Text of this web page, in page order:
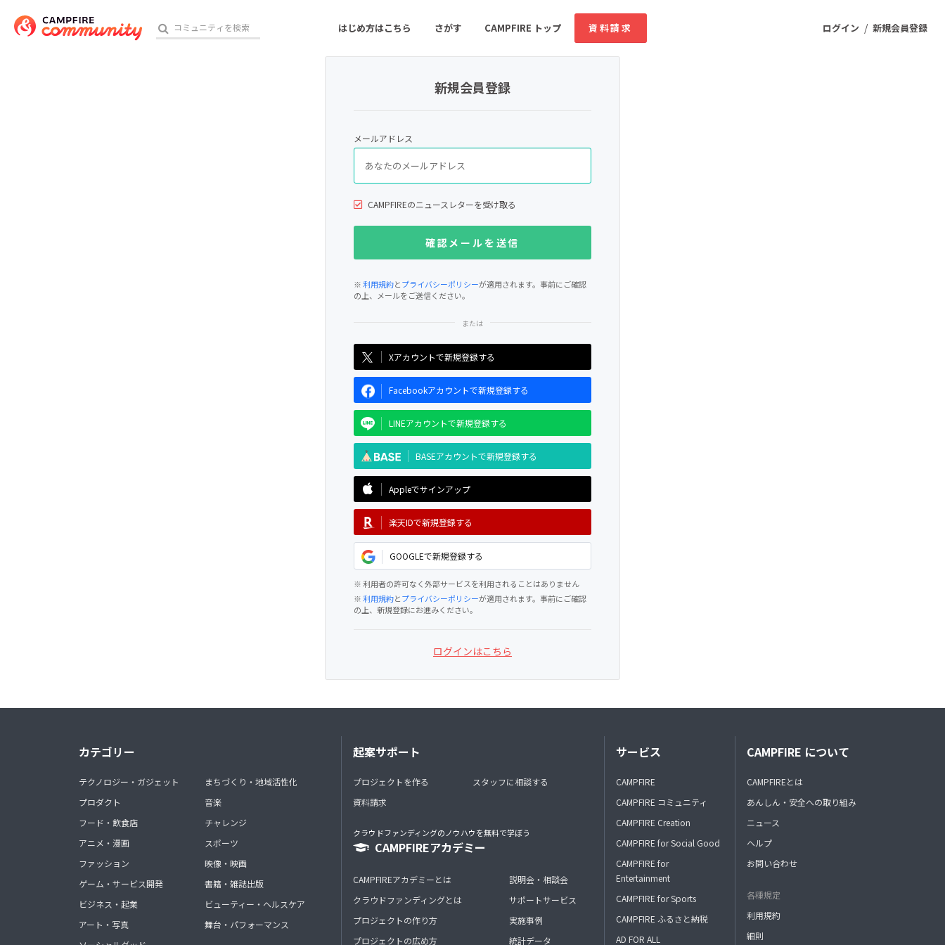
ログイン / 新規会員登録
はじめ方はこちら さがす CAMPFIRE トップ 資料請求
ゲーム・サービス開発
書籍・雑誌出版 アニメ・漫画
ソーシャルグッド ビューティー・ヘルスケア
新規会員登録
メールアドレス
CAMPFIREのニュースレターを受け取る
※利用規約とプライバシーポリシーが適用されます。事前にご確認
の上、メールをご送信ください。
Xアカウントで新規登録する
Facebookアカウントで新規登録する
LINEアカウントで新規登録する
BASEアカウントで新規登録する
Appleでサインアップ
楽天IDで新規登録する
GOOGLEで新規登録する
※ 利用者の許可なく外部サービスを利用されることはありません
※利用規約とプライバシーポリシーが適用されます。事前にご確認
の上、新規登録にお進みください。
ログインはこちら
カテゴリー
テクノロジー・ガジェット
プロダクト
フード・飲食店
アニメ・漫画
ファッション
ゲーム・サービス開発
ビジネス・起業
アート・写真
まちづくり・地域活性化
音楽
チャレンジ
スポーツ
映像・映画
書籍・雑誌出版
ビューティー・ヘルスケア
舞台・パフォーマンス
起案サポート
プロジェクトを作る
資料請求
スタッフに相談する
クラウドファンディングのノウハウを無料で学ぼう
CAMPFIREアカデミー
CAMPFIREアカデミーとは
クラウドファンディングとは
プロジェクトの作り方
プロジェクトの広め方
説明会・相談会
サポートサービス
実施事例
統計データ
サービス
CAMPFIRE
CAMPFIRE コミュニティ
CAMPFIRE Creation
CAMPFIRE for Social Good
CAMPFIRE for
Entertainment
CAMPFIRE for Sports
CAMPFIRE ふるさと納税
AD FOR ALL
CAMPFIRE について
CAMPFIREとは
あんしん・安全への取り組み
ニュース
ヘルプ
お問い合わせ
各種規定
利用規約
細則